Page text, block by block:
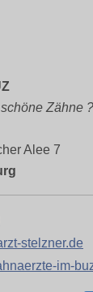
Zähne
Alee 7
stelzner.de
im-